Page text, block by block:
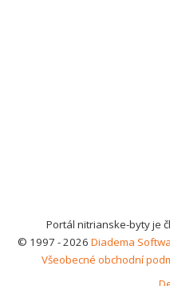
Portál nitrianske-byty je
© 1997 - 2026 Diadema
Všeobecné obchodní